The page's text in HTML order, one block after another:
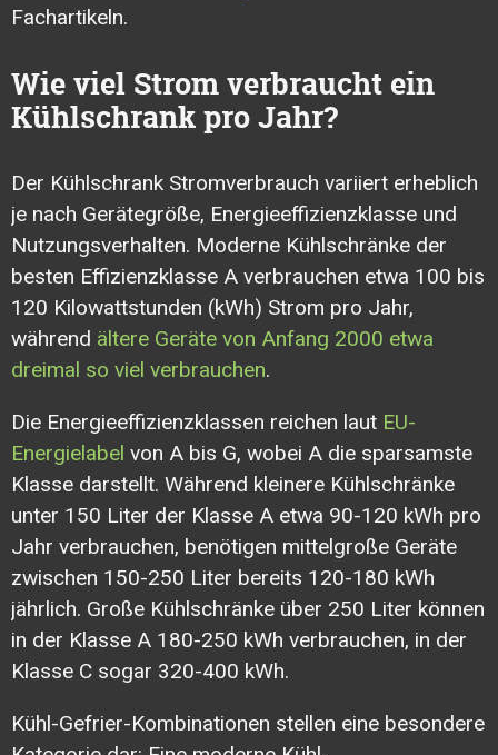
Fachartikeln.
Wie viel Strom verbraucht ein
Kühlschrank pro Jahr?
Der Kühlschrank Stromverbrauch variiert erheblich
je nach Gerätegröße, Energieeffizienzklasse und
Nutzungsverhalten. Moderne Kühlschränke der
besten Effizienzklasse A verbrauchen etwa 100 bis
120 Kilowattstunden (kWh) Strom pro Jahr,
während ältere Geräte von Anfang 2000 etwa
dreimal so viel verbrauchen.
Die Energieeffizienzklassen reichen laut EU-
Energielabel von A bis G, wobei A die sparsamste
Klasse darstellt. Während kleinere Kühlschränke
unter 150 Liter der Klasse A etwa 90-120 kWh pro
Jahr verbrauchen, benötigen mittelgroße Geräte
zwischen 150-250 Liter bereits 120-180 kWh
jährlich. Große Kühlschränke über 250 Liter können
in der Klasse A 180-250 kWh verbrauchen, in der
Klasse C sogar 320-400 kWh.
Kühl-Gefrier-Kombinationen stellen eine besondere